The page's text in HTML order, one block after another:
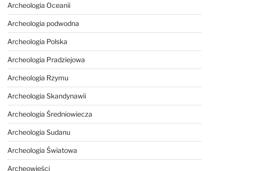
Archeologia Oceanii
Archeologia podwodna
Archeologia Polska
Archeologia Pradziejowa
Archeologia Rzymu
Archeologia Skandynawii
Archeologia Średniowiecza
Archeologia Sudanu
Archeologia Światowa
Archeowieści